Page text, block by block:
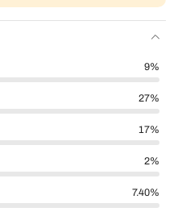
9%
27%
17%
2%
7.40%